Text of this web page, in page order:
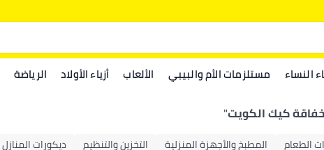
النساء مستلزمات الأم والبيبي الألعاب أزياء الأولاد الرياضة
خفاقة كيك الكويت"
الطعام
المطبخ والأجهزة المنزلية التخزين والتنظيم ديكورات المنازل